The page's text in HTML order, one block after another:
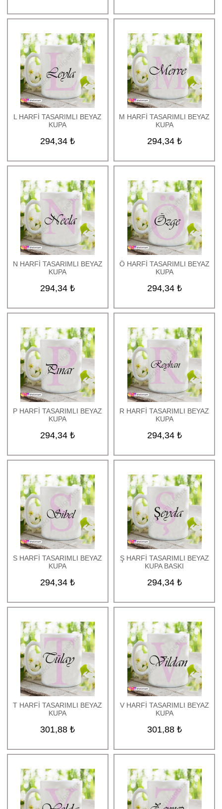
L HARFİ TASARIMLI BEYAZ
KUPA
294,34 ₺
M HARFİ TASARIMLI BEYAZ
KUPA
294,34 ₺
N HARFİ TASARIMLI BEYAZ
KUPA
294,34 ₺
Ö HARFİ TASARIMLI BEYAZ
KUPA
294,34 ₺
P HARFİ TASARIMLI BEYAZ
KUPA
294,34 ₺
R HARFİ TASARIMLI BEYAZ
KUPA
294,34 ₺
S HARFİ TASARIMLI BEYAZ
KUPA
294,34 ₺
Ş HARFİ TASARIMLI BEYAZ
KUPA BASKI
294,34 ₺
T HARFİ TASARIMLI BEYAZ
KUPA
301,88 ₺
V HARFİ TASARIMLI BEYAZ
KUPA
301,88 ₺